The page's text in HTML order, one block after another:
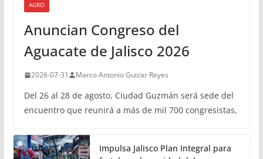
AGRO
Anuncian Congreso del
Aguacate de Jalisco 2026
2026-07-31 Marco Antonio Guizar Reyes
Del 26 al 28 de agosto, Ciudad Guzmán será sede del
encuentro que reunirá a más de mil 700 congresistas,
Impulsa Jalisco Plan Integral para